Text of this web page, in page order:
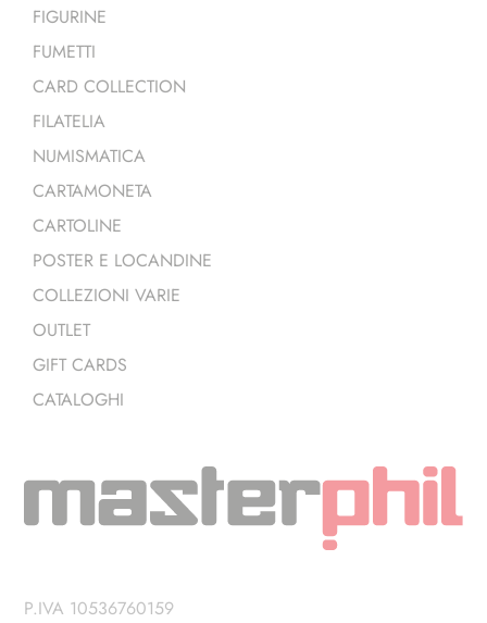
FIGURINE
FUMETTI
CARD COLLECTION
FILATELIA
NUMISMATICA
CARTAMONETA
CARTOLINE
POSTER E LOCANDINE
COLLEZIONI VARIE
OUTLET
GIFT CARDS
CATALOGHI
P.IVA 10536760159